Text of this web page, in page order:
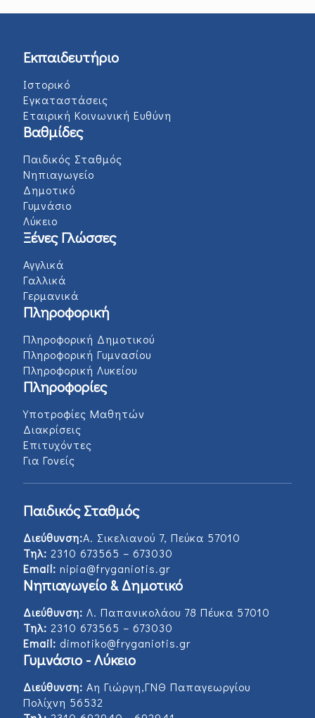
Εκπαιδευτήριο
Ιστορικό
Εγκαταστάσεις
Εταιρική Κοινωνική Ευθύνη
Βαθμίδες
Παιδικός Σταθμός
Νηπιαγωγείο
Δημοτικό
Γυμνάσιο
Λύκειο
Ξένες Γλώσσες
Αγγλικά
Γαλλικά
Γερμανικά
Πληροφορική
Πληροφορική Δημοτικού
Πληροφορική Γυμνασίου
Πληροφορική Λυκείου
Πληροφορίες
Υποτροφίες Μαθητών
Διακρίσεις
Επιτυχόντες
Για Γονείς
Παιδικός Σταθμός
Διεύθυνση:Α. Σικελιανού 7, Πεύκα 57010
Τηλ: 2310 673565 – 673030
Email: nipia@fryganiotis.gr
Νηπιαγωγείο & Δημοτικό
Διεύθυνση: Λ. Παπανικολάου 78 Πέυκα 57010
Τηλ: 2310 673565 – 673030
Email: dimotiko@fryganiotis.gr
Γυμνάσιο - Λύκειο
Διεύθυνση: Αη Γιώργη,ΓΝΘ Παπαγεωργίου
Πολίχνη 56532